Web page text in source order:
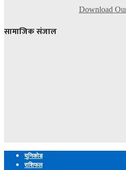
Download
सामाजिक संजाल
युनिकोड
राशिफल